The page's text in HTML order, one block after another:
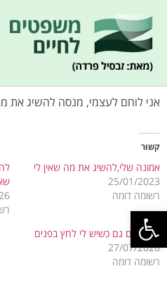
פתח סרגל נגישות
אני לוחם לעצמי, מנסה להשיג את
קשור
אמונה שלי,להשיג את מה שאין לי
25/01/2023
רשומה דומה
אני לוחם גם כשיש לי לחץ בפנים
27/07/2026
רשומה דומה